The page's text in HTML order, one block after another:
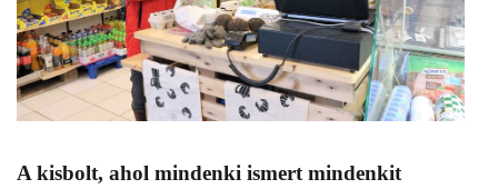
A kisbolt, ahol mindenki ismert mindenkit